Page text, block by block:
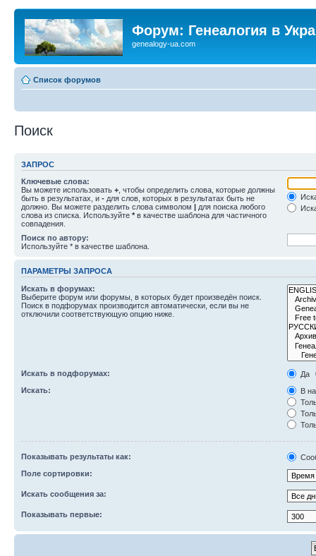
Форум: Генеалогия в
genealogy-ua.com
Список форумов
Поиск
ЗАПРОС
Ключевые слова:
Вы можете использовать + , чтобы определить слова, которые должны
быть в результатах, и - для слов, которых в результатах быть не
должно. Вы можете разделить слова символом | для поиска любого
слова из списка. Используйте * в качестве шаблона для частичного
совпадения.
Поиск по автору:
Используйте * в качестве шаблона.
ПАРАМЕТРЫ ЗАПРОСА
Искать в форумах:
Выберите форум или форумы, в которых будет произведён поиск.
Поиск в подфорумах производится автоматически, если вы не
отключили соответствующую опцию ниже.
Искать в подфорумах:
Да
Искать:
В
Показывать результаты как:
Поле сортировки:
Искать сообщения за:
Показывать первые: